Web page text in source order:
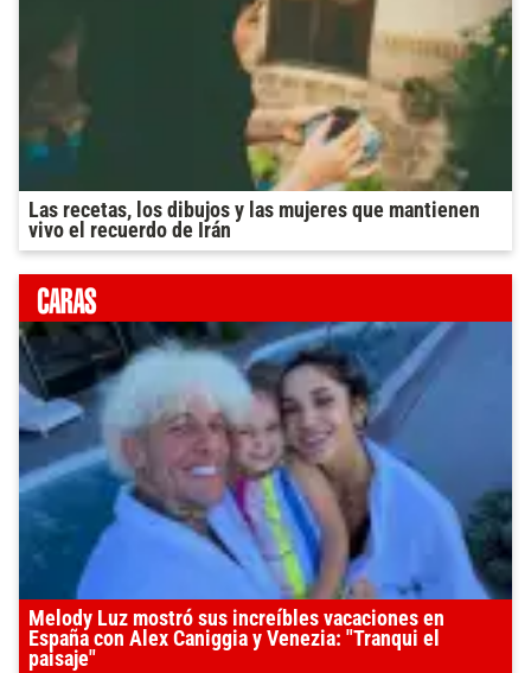
Las recetas, los dibujos y las mujeres que mantienen
vivo el recuerdo de Irán
Melody Luz mostró sus increíbles vacaciones en
España con Alex Caniggia y Venezia: "Tranqui el
paisaje"